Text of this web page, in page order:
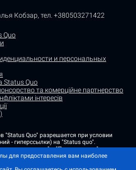
Кобзар, тел. +380503271422
Quo
и персональных
Status Quo
та комерційне партнерство
інтересів
"Status Quo" разрешается при условии
- гиперссылки) на "Status quo".
партнеров" и "Пресс-релизы"
или в рамках некоммерческого
для предоставления вам наиболее